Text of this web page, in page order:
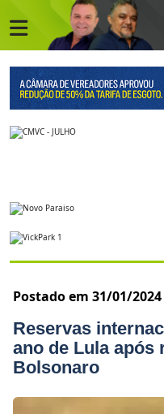
Postado em 31/01/2024
Reservas
ano de Lula após
Bolsonaro